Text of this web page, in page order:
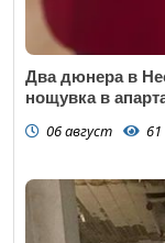
Два дюнера в
нощувка в
06 август 61